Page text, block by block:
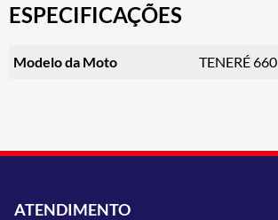
ESPECIFICAÇÕES
Modelo da Moto TENERÉ 660
ATENDIMENTO